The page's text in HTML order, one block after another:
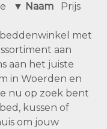
▼ Naam Prijs
met
aan
aan het juiste
in Woerden en
nu op zoek bent
kussen of
om jouw